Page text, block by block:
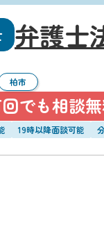
弁護士
柏市
でも相談
19時以降面談可能